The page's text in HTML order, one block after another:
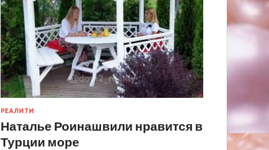
РЕАЛИТИ
Наталье Роинашвили нравится в
Турции море